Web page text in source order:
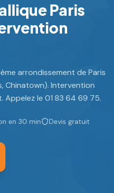
Paris
arrondissement de Paris
Chinatown). Intervention
le 01 83 64 69 75.
en 30 min Devis gratuit